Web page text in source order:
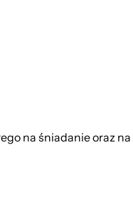
na śniadanie oraz na